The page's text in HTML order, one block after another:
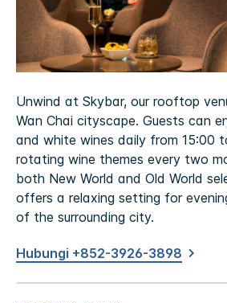
Unwind at Skybar, our rooftop
Wan Chai cityscape. Guests can
and white wines daily from 15:00
rotating wine themes every two
both New World and Old World
offers a relaxing setting for
of the surrounding city.
Hubungi +852-3926-3898